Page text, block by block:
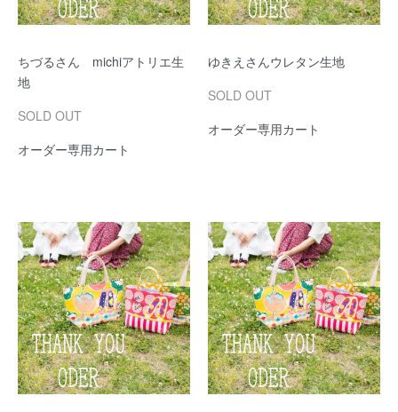
ちづるさん michiアトリエ生
地
SOLD OUT
オーダー専用カート
ゆきえさんウレタン生地
SOLD OUT
オーダー専用カート